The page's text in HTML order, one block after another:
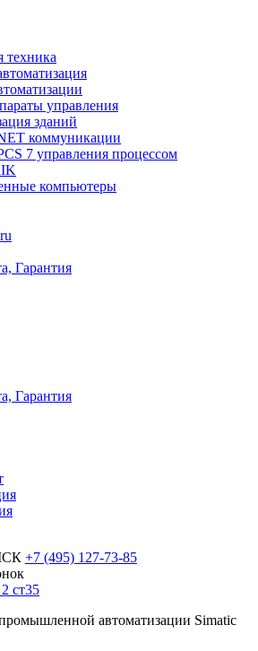
техника
управления
зданий
коммуникации
7 управления процессом
компьютеры
Гарантия
Гарантия
+7 (495) 127-73-85
ст35
автоматизации Simatic